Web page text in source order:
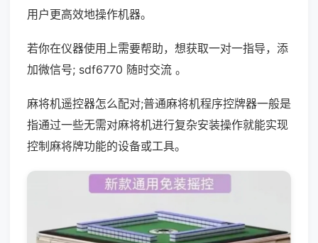
用户更高效地操作机器。
若你在仪器使用上需要帮助，想获取一对一指导，添
加微信号; sdf6770 随时交流 。
麻将机遥控器怎么配对;普通麻将机程序控牌器一般是
指通过一些无需对麻将机进行复杂安装操作就能实现
控制麻将牌功能的设备或工具。